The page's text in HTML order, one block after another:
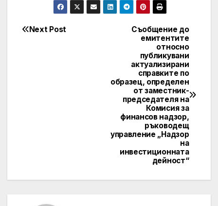
Post
Съобщение до
емитентите
относно
публикувани
актуализирани
справките по
образец, определен
от заместник-
председателя на
Комисия за
финансов надзор,
ръководещ
управление „Надзор
на
инвестиционната
дейност“
Next Post